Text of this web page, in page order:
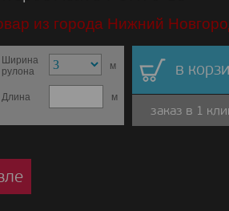
из города Нижний
Ширина
рулона
м
Длина м
в
заказ в 1